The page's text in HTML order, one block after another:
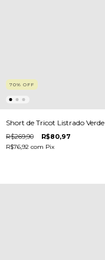
70% OFF
Short de Tricot Listrado Verde
R$269,90 R$80,97
R$76,92 com Pix